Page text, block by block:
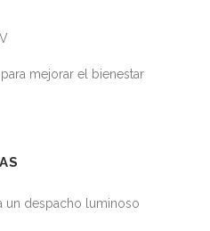
mejorar el bienestar
un despacho luminoso